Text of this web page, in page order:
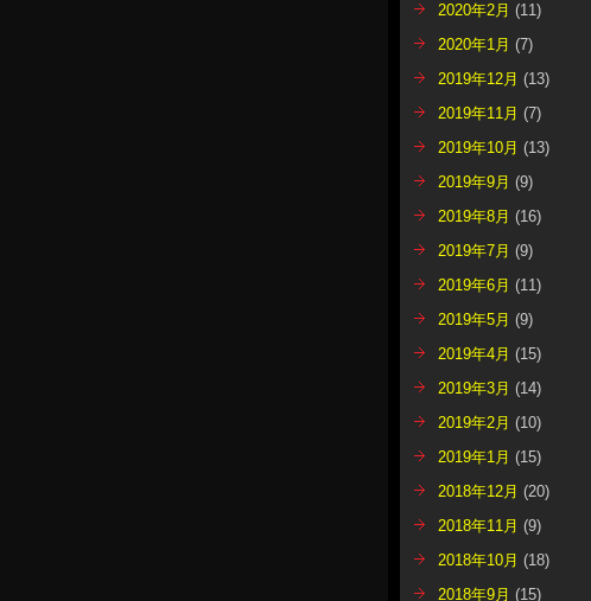
2020年2月 (11)
2020年1月 (7)
2019年12月 (13)
2019年11月 (7)
2019年10月 (13)
2019年9月 (9)
2019年8月 (16)
2019年7月 (9)
2019年6月 (11)
2019年5月 (9)
2019年4月 (15)
2019年3月 (14)
2019年2月 (10)
2019年1月 (15)
2018年12月 (20)
2018年11月 (9)
2018年10月 (18)
2018年9月 (15)